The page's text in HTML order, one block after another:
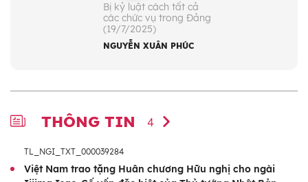
Bị kỷ luật cách tất cả
các chức vụ trong Đảng
(19/7/2025)
NGUYỄN XUÂN PHÚC
THÔNG TIN 4
TL_NGI_TXT_000039284
Việt Nam trao tặng Huân chương Hữu nghị cho ngài